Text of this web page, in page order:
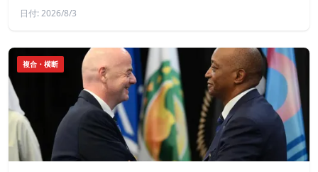
日付: 2026/8/3
複合・横断